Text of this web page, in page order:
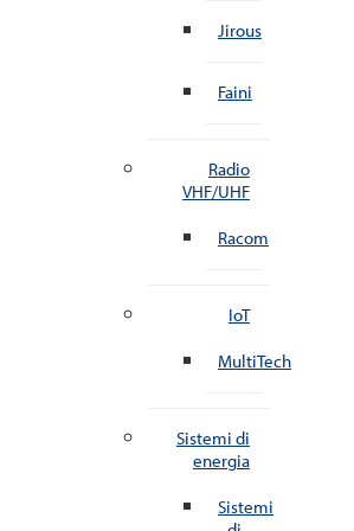
Jirous
Faini
Radio
VHF/UHF
Racom
IoT
MultiTech
Sistemi di
energia
Sistemi